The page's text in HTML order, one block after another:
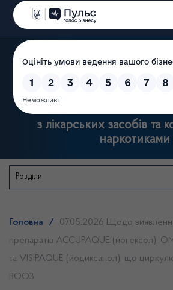
Державна
з лікарських засобів та
наркотиками
Розділи
Головна /
07.05.2026 Щодо
препаратів ACCUPAQUE (йогексол),
та VISIPAQUE (йодиксанол), що
ВООЗ